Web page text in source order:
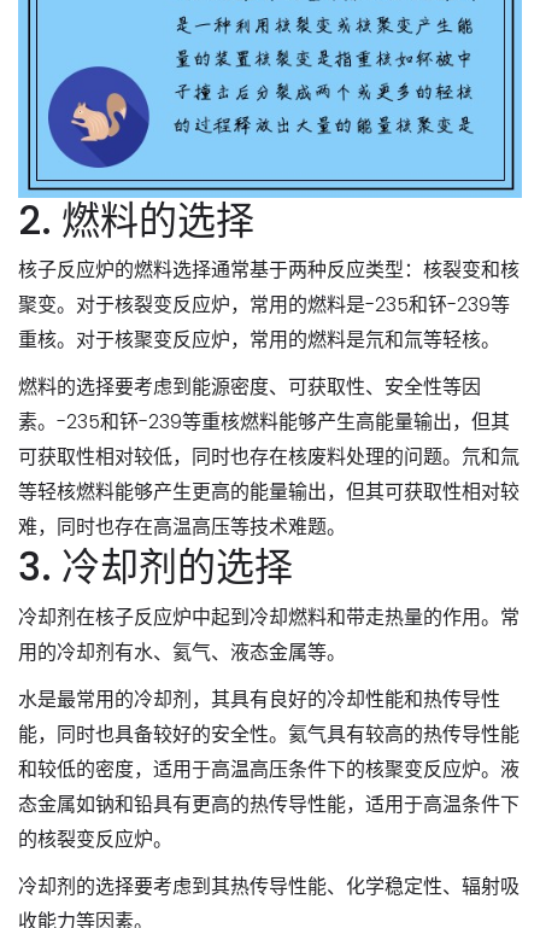
2. 燃料的选择
核子反应炉的燃料选择通常基于两种反应类型：核裂变和核
聚变。对于核裂变反应炉，常用的燃料是-235和钚-239等
重核。对于核聚变反应炉，常用的燃料是氘和氚等轻核。
燃料的选择要考虑到能源密度、可获取性、安全性等因
素。-235和钚-239等重核燃料能够产生高能量输出，但其
可获取性相对较低，同时也存在核废料处理的问题。氘和氚
等轻核燃料能够产生更高的能量输出，但其可获取性相对较
难，同时也存在高温高压等技术难题。
3. 冷却剂的选择
冷却剂在核子反应炉中起到冷却燃料和带走热量的作用。常
用的冷却剂有水、氦气、液态金属等。
水是最常用的冷却剂，其具有良好的冷却性能和热传导性
能，同时也具备较好的安全性。氦气具有较高的热传导性能
和较低的密度，适用于高温高压条件下的核聚变反应炉。液
态金属如钠和铅具有更高的热传导性能，适用于高温条件下
的核裂变反应炉。
冷却剂的选择要考虑到其热传导性能、化学稳定性、辐射吸
收能力等因素。